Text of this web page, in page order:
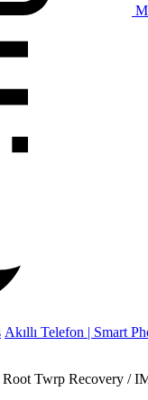
Akıllı Telefon | Smart
Twrp Recovery /